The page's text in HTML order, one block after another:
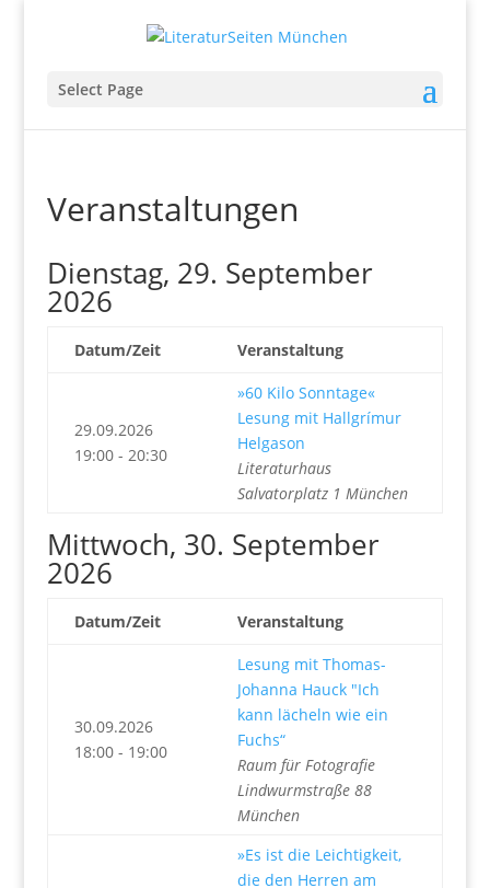
Select Page
Veranstaltungen
Dienstag, 29. September
2026
Datum/Zeit Veranstaltung
29.09.2026
19:00 - 20:30
»60 Kilo Sonntage«
Lesung mit Hallgrímur
Helgason
Literaturhaus
Salvatorplatz 1 München
Mittwoch, 30. September
2026
Datum/Zeit Veranstaltung
30.09.2026
18:00 - 19:00
Lesung mit Thomas-
Johanna Hauck "Ich
kann lächeln wie ein
Fuchs“
Raum für Fotografie
Lindwurmstraße 88
München
»Es ist die Leichtigkeit,
die den Herren am